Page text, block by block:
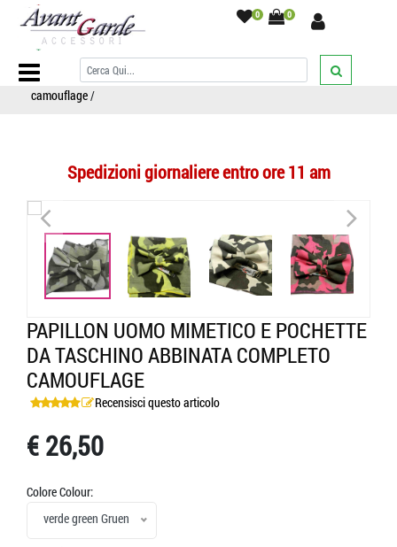
0 0
Home Page/PAPILLON/Completi Pochette Taschino/Papillon
uomo mimetico e pochette da taschino abbinata completo
camouflage/
Spedizioni giornaliere entro ore 11 am
< >
PAPILLON UOMO MIMETICO E POCHETTE
DA TASCHINO ABBINATA COMPLETO
CAMOUFLAGE
Recensisci questo articolo
€ 26,50
Colore Colour:
verde green Gruen